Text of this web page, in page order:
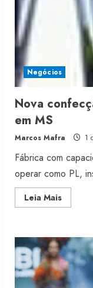
Negócios
Nova
em MS
Marcos Mafra 1
Fábrica com
operar como PL,
Leia MaisRead
more
de
jeans
será
erguida
em
MS